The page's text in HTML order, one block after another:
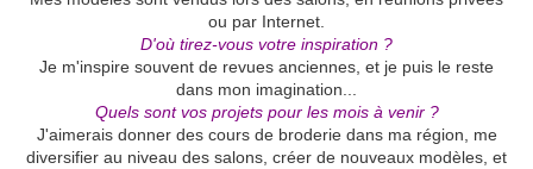
ou par Internet.
D'où tirez-vous votre inspiration ?
Je m'inspire souvent de revues anciennes, et je puis le reste
dans mon imagination...
Quels sont vos projets pour les mois à venir ?
J'aimerais donner des cours de broderie dans ma région, me
diversifier au niveau des salons, créer de nouveaux modèles, et